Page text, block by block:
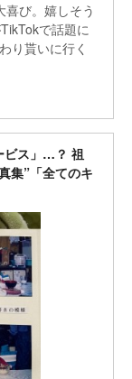
び。嬉しそう
で話題に
り貰いに行く
ビス」…？ 祖
集”「全てのキ